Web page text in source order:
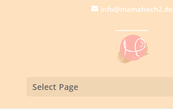
info@mamahoch2.de
Select Page